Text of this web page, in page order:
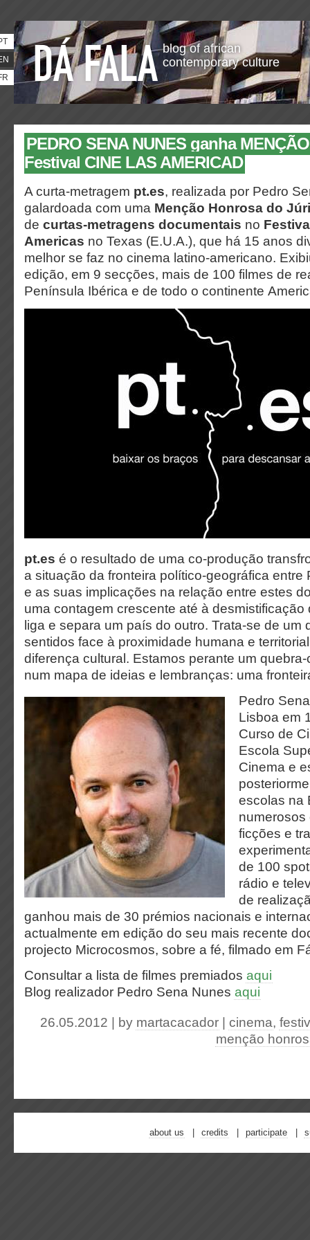
blog of african
contemporary culture
PEDRO SENA NUNES ganha
Festival CINE LAS AMERICAD
A curta-metragem pt.es, realizada por Pedro
galardoada com uma Menção Honrosa do
de curtas-metragens documentais no
Americas no Texas (E.U.A.), que há 15 anos
melhor se faz no cinema latino-americano.
edição, em 9 secções, mais de 100 filmes de
Península Ibérica e de todo o continente
pt.es é o resultado de uma co-produção
a situação da fronteira político-geográfica entre
e as suas implicações na relação entre estes
uma contagem crescente até à desmistificação
liga e separa um país do outro. Trata-se de um
sentidos face à proximidade humana e
diferença cultural. Estamos perante um
num mapa de ideias e lembranças: uma
Pedro
Lisboa em
Curso de
Escola
Cinema e
escolas na
numerosos
ficções e
de 100
rádio e
de
ganhou mais de 30 prémios nacionais e
actualmente em edição do seu mais recente
projecto Microcosmos, sobre a fé, filmado em
Consultar a lista de filmes premiados aqui
Blog realizador Pedro Sena Nunes aqui
26.05.2012 | by martacacador cinema,
menção
about us credits participate